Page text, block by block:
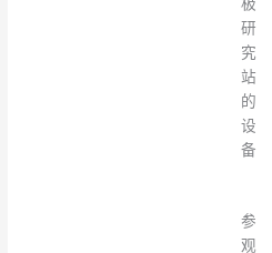
研
究​​
站
的
设
备
参
观